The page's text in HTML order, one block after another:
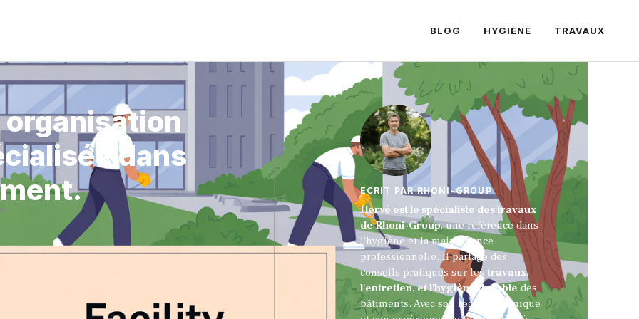
BLOG HYGIÈNE TRAVAUX
organisation
dans
ECRIT PAR RHONI-GROUP
Hervé est le spécialiste des travaux
de Rhoni-Group, une référence dans
l'hygiène et la maintenance
professionnelle. Il partage des
conseils pratiques sur les travaux,
l'entretien, et l'hygiène durable des
bâtiments. Avec son regard technique